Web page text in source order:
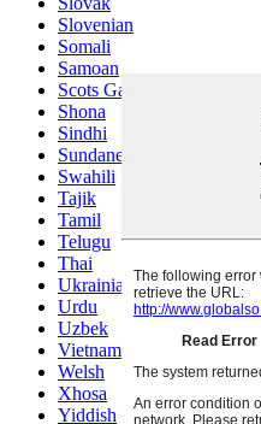
Slovenian
Somali
Samoan
Scots Gaelic
Shona
Sindhi
Sundanese
Swahili
Tajik
Tamil
Telugu
Thai
Ukrainian
Urdu
Uzbek
Vietnamese
Welsh
Xhosa
Yiddish